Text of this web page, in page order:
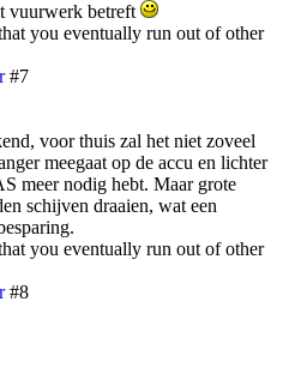
vuurwerk betreft
you eventually run out of other
#7
voor thuis zal het niet zoveel
meegaat op de accu en lichter
meer nodig hebt. Maar grote
schijven draaien, wat een
you eventually run out of other
#8